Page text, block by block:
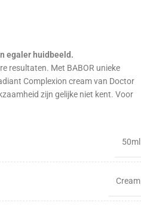
egaler huidbeeld.
resultaten. Met BABOR unieke
Complexion cream van Doctor
zijn gelijke niet kent. Voor
50ml
Cream